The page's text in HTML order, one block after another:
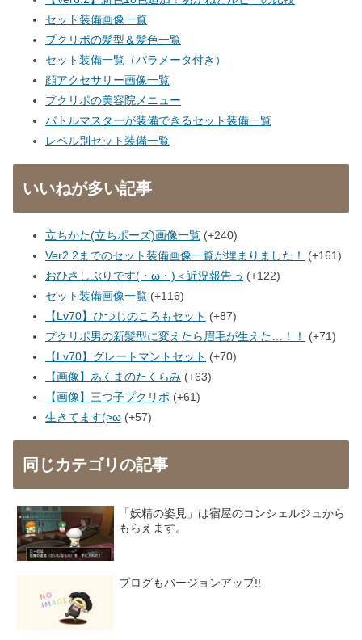
セット装備画像一覧
プクリポの髪型＆髪色一覧
セット装備一覧（パラメータ付き）
顔アクセサリー画像一覧
プクリポの美容院メニュー
バトルマスターが装備できるセット装備一覧
レベル別セット装備一覧
いいねが多い記事
立ちかた(立ちポーズ)画像一覧 +240
Ver2.2までのセット装備画像一覧が埋まりました！
+161
おひさしぶりです(・ω・)＜近況報告っ
+122
セット装備画像一覧 +116
【Lv70】ひつじのころもセット
+87
プクリポ男の新髪型に変えたら眉毛が生えた…！！
+71
【Lv70】グレートマントセット
+70
【画像】あくまのたくらみ +63
【画像】三つ子プクリポ
+61
生きてます(>ω +57
同じカテゴリの記事
「妖精の姿見」は宿屋のコンシェルジュから
もらえます。
ブログもバージョンアップ!!